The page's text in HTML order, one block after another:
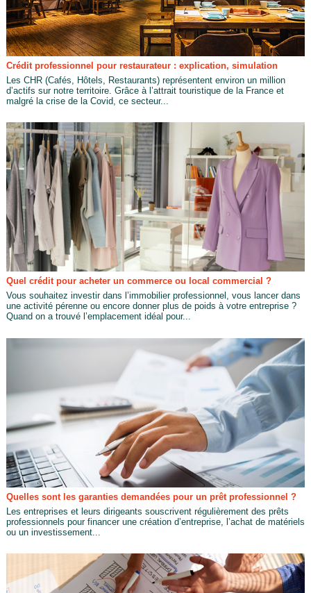
Crédit professionnel pour restaurateur : explication, simulation
Les CHR (Cafés, Hôtels, Restaurants) représentent environ un million
d’actifs sur notre territoire. Grâce à l’attrait touristique de la France et
malgré la crise de la Covid, ce secteur...
Quel crédit pour acheter un commerce ou local commercial ?
Vous souhaitez investir dans l’immobilier professionnel, vous lancer dans
une activité pérenne ou encore donner plus de poids à votre entreprise ?
Quand on a trouvé l’emplacement idéal pour...
Quelles sont les garanties demandées pour un prêt professionnel ?
Les entreprises et leurs dirigeants souscrivent régulièrement des prêts
professionnels pour financer une création d’entreprise, l’achat de matériels
ou un investissement...